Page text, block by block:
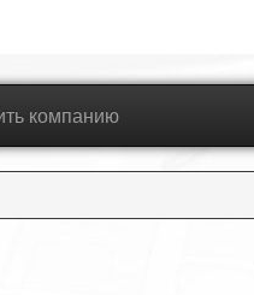
компанию